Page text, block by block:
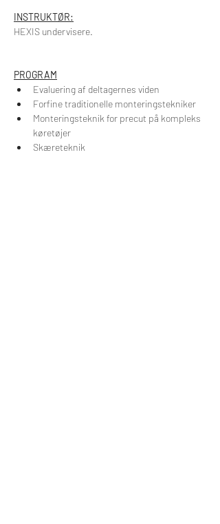
INSTRUKTØR:
HEXIS undervisere.
PROGRAM
Evaluering af deltagernes viden
Forfine traditionelle monteringstekniker
Monteringsteknik for precut på kompleks
køretøjer
Skæreteknik